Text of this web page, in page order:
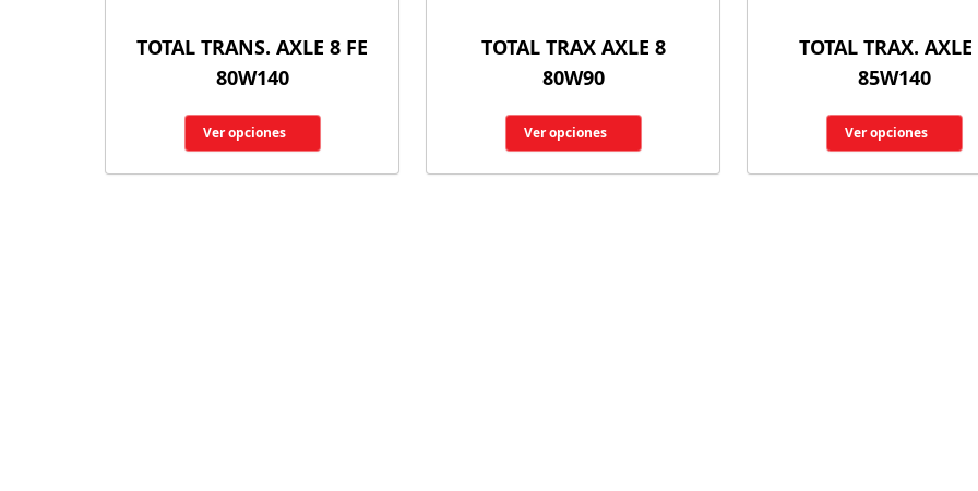
TOTAL TRANS. AXLE 8 FE
80W140
Ver opciones
TOTAL TRAX AXLE 8
80W90
Ver opciones
TOTAL TRAX. AXLE
85W140
Ver opciones